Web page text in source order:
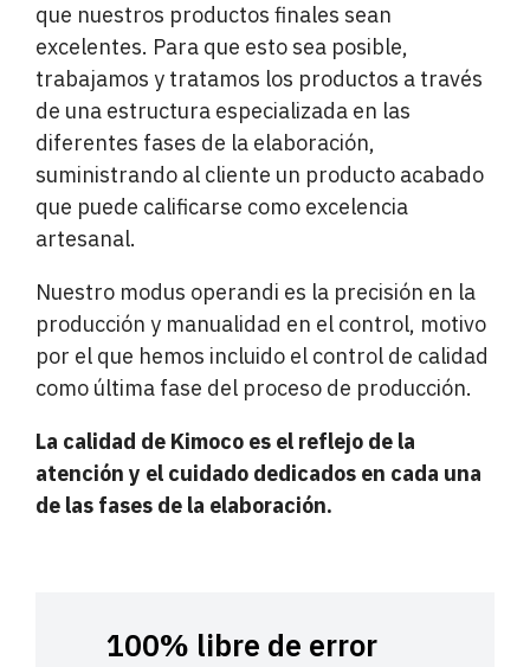
que nuestros productos finales sean
excelentes. Para que esto sea posible,
trabajamos y tratamos los productos a través
de una estructura especializada en las
diferentes fases de la elaboración,
suministrando al cliente un producto acabado
que puede calificarse como excelencia
artesanal.
Nuestro modus operandi es la precisión en la
producción y manualidad en el control, motivo
por el que hemos incluido el control de calidad
como última fase del proceso de producción.
La calidad de Kimoco es el reflejo de la
atención y el cuidado dedicados en cada una
de las fases de la elaboración.
100% libre de error